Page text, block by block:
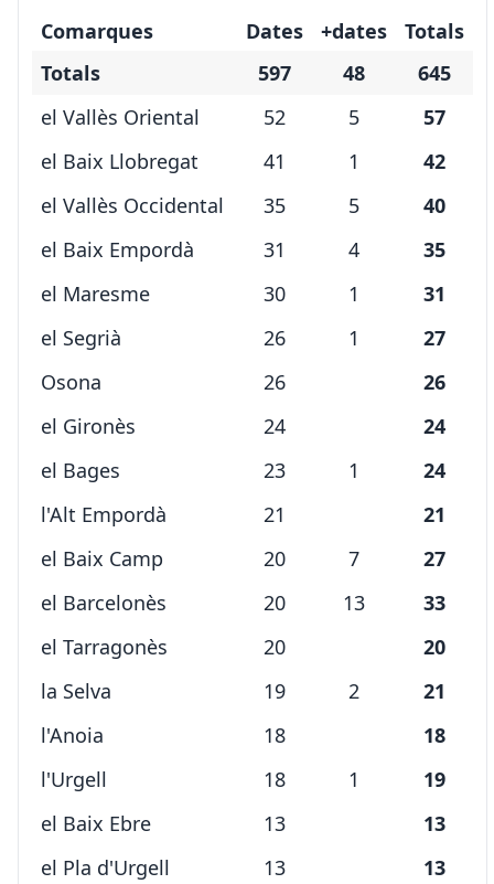
Comarques Dates +dates
Totals
Totals
597 48
645
el Vallès Oriental
52 5
57
el Baix Llobregat
41 1
42
el Vallès Occidental
35 5
40
el Baix Empordà
31 4
35
el Maresme
30 1
31
el Segrià
26 1
27
Osona
26
26
el Gironès
24
24
el Bages
23 1
24
l'Alt Empordà
21
21
el Baix Camp
20 7
27
el Barcelonès
20 13
33
el Tarragonès
20
20
la Selva
19 2
21
l'Anoia
18
18
l'Urgell
18 1
19
el Baix Ebre
13
13
el Pla d'Urgell
13
13